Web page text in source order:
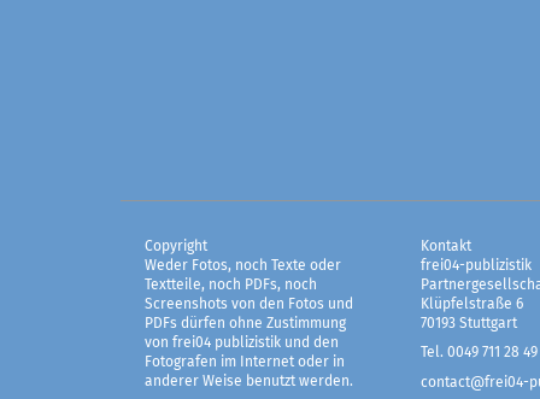
Copyright
Weder Fotos, noch Texte oder
Textteile, noch PDFs, noch
Screenshots von den Fotos und
PDFs dürfen ohne Zustimmung
von frei04 publizistik und den
Fotografen im Internet oder in
anderer Weise benutzt werden.
Kontakt
frei04-publizistik
Klüpfelstraße 6
70193 Stuttgart
Tel. 0049 711 28 49
contact@frei04-